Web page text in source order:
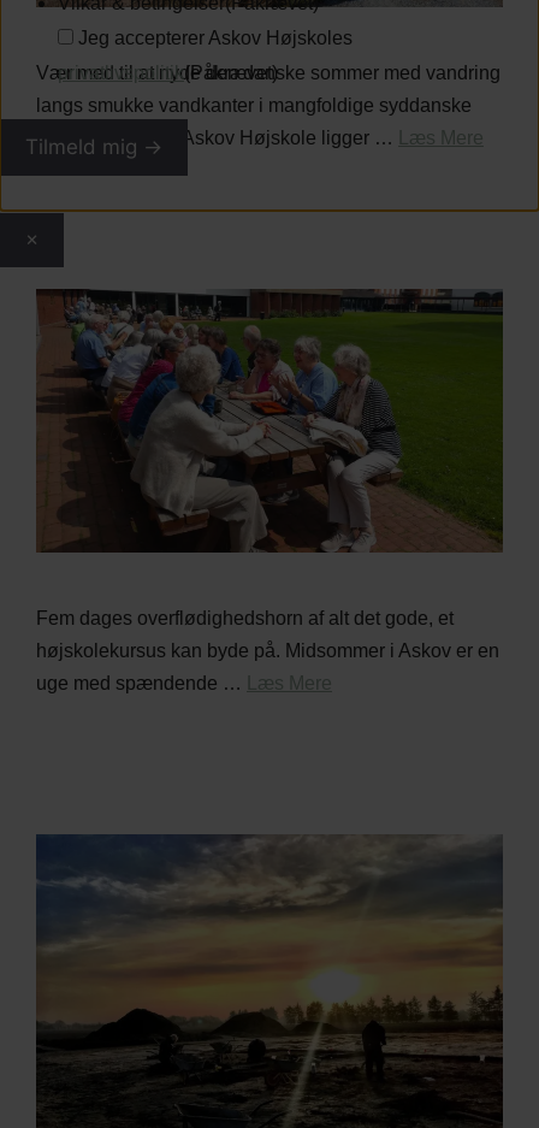
Vær med til at nyde den danske sommer med vandring
langs smukke vandkanter i mangfoldige syddanske
naturlandskaber. Askov Højskole ligger …
Læs Mere
Fem dages overflødighedshorn af alt det gode, et
højskolekursus kan byde på. Midsommer i Askov er en
uge med spændende …
Læs Mere
Jeg accepterer Askov Højskoles
privatlivspolitik(Påkrævet)
×